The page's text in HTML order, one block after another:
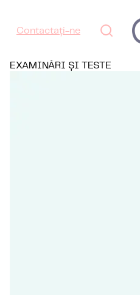
Contactați-ne
EXAMINĂRI ȘI TESTE